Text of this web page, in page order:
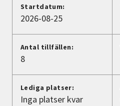
Lyssna
Startdatum:
2026-08-25
Antal tillfällen:
8
Lediga platser:
Inga platser kvar